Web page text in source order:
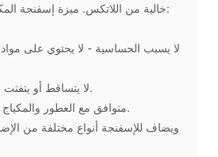
خالية من اللاتكس. ميزة إسفنجة المكياج الخالية من اللاتكس:
- لا يتساقط أو يتفتت أو يتساقط من الألياف.
-متوافق مع العطور والمكياج والتونر والمستحضرات.